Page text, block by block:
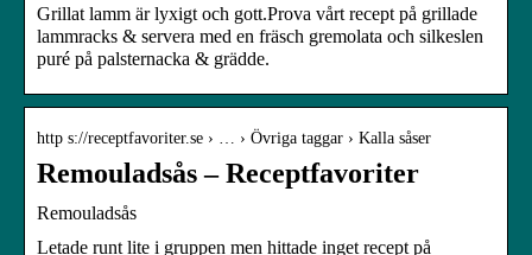
Grillat lamm är lyxigt och gott.Prova vårt recept på grillade
lammracks & servera med en fräsch gremolata och silkeslen
puré på palsternacka & grädde.
http s://receptfavoriter.se › … › Övriga taggar › Kalla såser
Remouladsås – Receptfavoriter
Remouladsås
Letade runt lite i gruppen men hittade inget recept på